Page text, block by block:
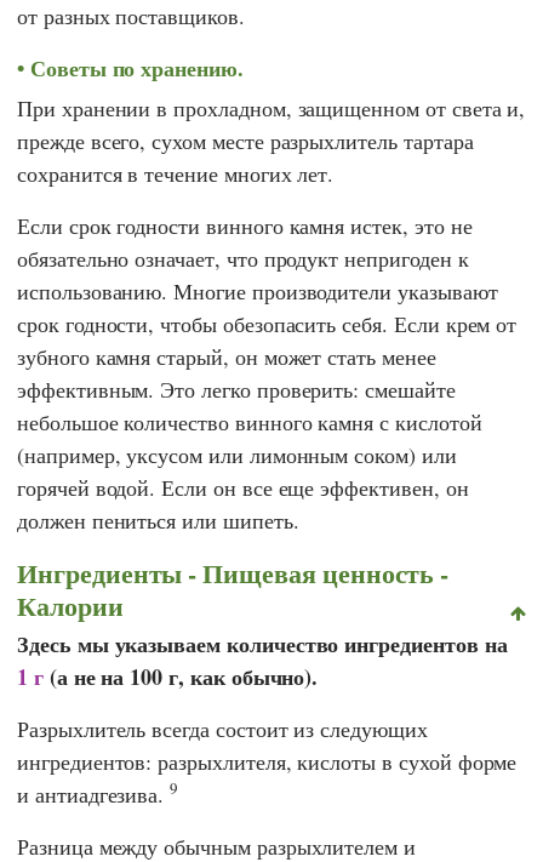
от разных поставщиков.
Советы по хранению.
При хранении в прохладном, защищенном от света и,
прежде всего, сухом месте разрыхлитель тартара
сохранится в течение многих лет.
Если срок годности винного камня истек, это не
обязательно означает, что продукт непригоден к
использованию. Многие производители указывают
срок годности, чтобы обезопасить себя. Если крем от
зубного камня старый, он может стать менее
эффективным. Это легко проверить: смешайте
небольшое количество винного камня с кислотой
(например, уксусом или лимонным соком) или
горячей водой. Если он все еще эффективен, он
должен пениться или шипеть.
Ингредиенты - Пищевая ценность -
Калории
Здесь мы указываем количество ингредиентов на
1 г(а не на 100 г, как обычно).
Разрыхлитель всегда состоит из следующих
ингредиентов: разрыхлителя, кислоты в сухой форме
и антиадгезива.9
Разница между обычным разрыхлителем и